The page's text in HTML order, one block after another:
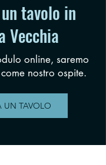
tavolo in
Vecchia
online, saremo
nostro ospite.
UN TAVOLO